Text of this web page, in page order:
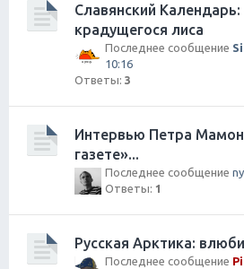
Славянский Календарь:
крадущегося лиса
Последнее сообщение
10:16
Ответы: 3
Интервью Петра
газете»...
Последнее сообщение
Ответы: 1
Русская Арктика:
Последнее сообщение